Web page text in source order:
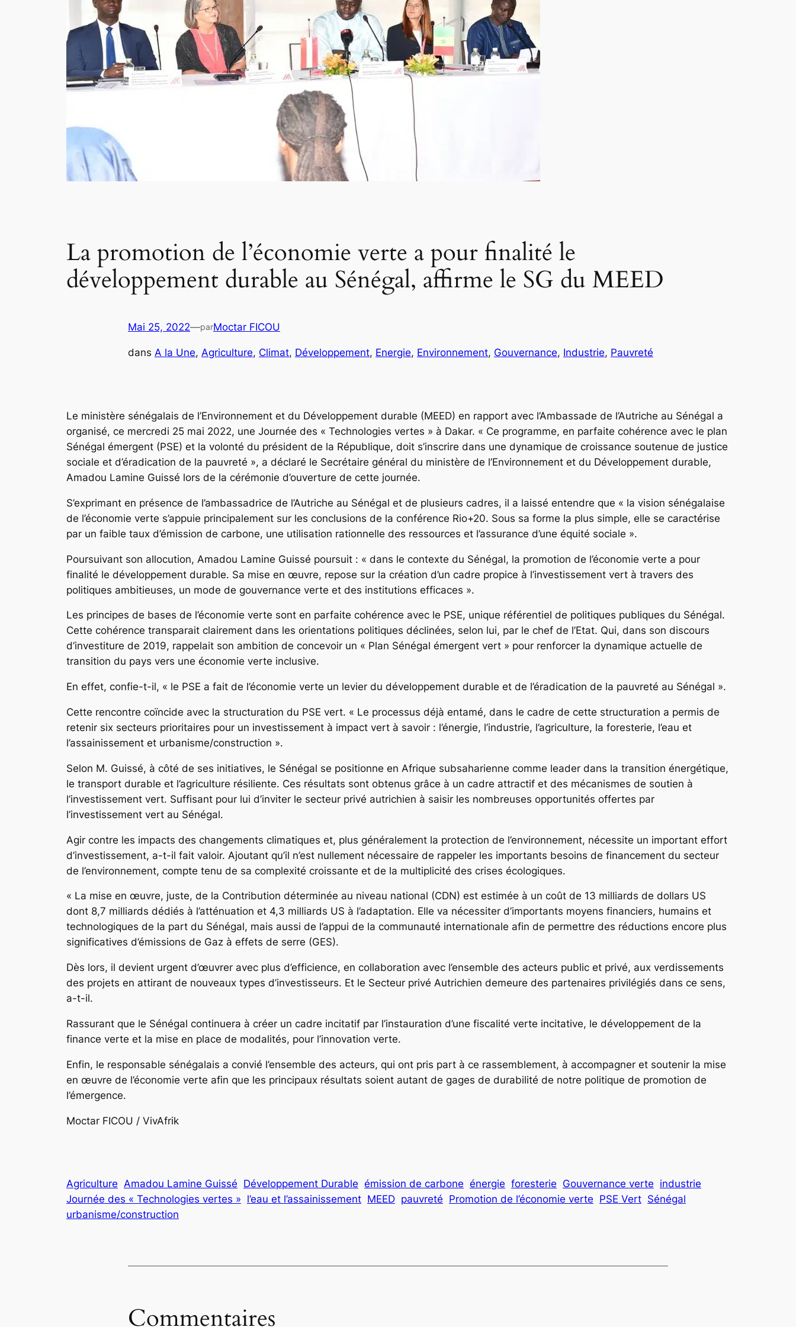
La promotion de l’économie verte a pour finalité le
développement durable au Sénégal, affirme le SG du MEED
Mai 25, 2022—parMoctar FICOU
dans A la Une, Agriculture, Climat, Développement, Energie, Environnement, Gouvernance, Industrie, Pauvreté
Le ministère sénégalais de l’Environnement et du Développement durable (MEED) en rapport avec l’Ambassade de l’Autriche au Sénégal a
organisé, ce mercredi 25 mai 2022, une Journée des « Technologies vertes » à Dakar. « Ce programme, en parfaite cohérence avec le plan
Sénégal émergent (PSE) et la volonté du président de la République, doit s’inscrire dans une dynamique de croissance soutenue de justice
sociale et d’éradication de la pauvreté », a déclaré le Secrétaire général du ministère de l’Environnement et du Développement durable,
Amadou Lamine Guissé lors de la cérémonie d’ouverture de cette journée.
S’exprimant en présence de l’ambassadrice de l’Autriche au Sénégal et de plusieurs cadres, il a laissé entendre que « la vision sénégalaise
de l’économie verte s’appuie principalement sur les conclusions de la conférence Rio+20. Sous sa forme la plus simple, elle se caractérise
par un faible taux d’émission de carbone, une utilisation rationnelle des ressources et l’assurance d’une équité sociale ».
Poursuivant son allocution, Amadou Lamine Guissé poursuit : « dans le contexte du Sénégal, la promotion de l’économie verte a pour
finalité le développement durable. Sa mise en œuvre, repose sur la création d’un cadre propice à l’investissement vert à travers des
politiques ambitieuses, un mode de gouvernance verte et des institutions efficaces ».
Les principes de bases de l’économie verte sont en parfaite cohérence avec le PSE, unique référentiel de politiques publiques du Sénégal.
Cette cohérence transparait clairement dans les orientations politiques déclinées, selon lui, par le chef de l’Etat. Qui, dans son discours
d’investiture de 2019, rappelait son ambition de concevoir un « Plan Sénégal émergent vert » pour renforcer la dynamique actuelle de
transition du pays vers une économie verte inclusive.
En effet, confie-t-il, « le PSE a fait de l’économie verte un levier du développement durable et de l’éradication de la pauvreté au Sénégal ».
Cette rencontre coïncide avec la structuration du PSE vert. « Le processus déjà entamé, dans le cadre de cette structuration a permis de
retenir six secteurs prioritaires pour un investissement à impact vert à savoir : l’énergie, l’industrie, l’agriculture, la foresterie, l’eau et
l’assainissement et urbanisme/construction ».
Selon M. Guissé, à côté de ses initiatives, le Sénégal se positionne en Afrique subsaharienne comme leader dans la transition énergétique,
le transport durable et l’agriculture résiliente. Ces résultats sont obtenus grâce à un cadre attractif et des mécanismes de soutien à
l’investissement vert. Suffisant pour lui d’inviter le secteur privé autrichien à saisir les nombreuses opportunités offertes par
l’investissement vert au Sénégal.
Agir contre les impacts des changements climatiques et, plus généralement la protection de l’environnement, nécessite un important effort
d’investissement, a-t-il fait valoir. Ajoutant qu’il n’est nullement nécessaire de rappeler les importants besoins de financement du secteur
de l’environnement, compte tenu de sa complexité croissante et de la multiplicité des crises écologiques.
« La mise en œuvre, juste, de la Contribution déterminée au niveau national (CDN) est estimée à un coût de 13 milliards de dollars US
dont 8,7 milliards dédiés à l’atténuation et 4,3 milliards US à l’adaptation. Elle va nécessiter d’importants moyens financiers, humains et
technologiques de la part du Sénégal, mais aussi de l’appui de la communauté internationale afin de permettre des réductions encore plus
significatives d’émissions de Gaz à effets de serre (GES).
Dès lors, il devient urgent d’œuvrer avec plus d’efficience, en collaboration avec l’ensemble des acteurs public et privé, aux verdissements
des projets en attirant de nouveaux types d’investisseurs. Et le Secteur privé Autrichien demeure des partenaires privilégiés dans ce sens,
a-t-il.
Rassurant que le Sénégal continuera à créer un cadre incitatif par l’instauration d’une fiscalité verte incitative, le développement de la
finance verte et la mise en place de modalités, pour l’innovation verte.
Enfin, le responsable sénégalais a convié l’ensemble des acteurs, qui ont pris part à ce rassemblement, à accompagner et soutenir la mise
en œuvre de l’économie verte afin que les principaux résultats soient autant de gages de durabilité de notre politique de promotion de
l’émergence.
Moctar FICOU / VivAfrik
Agriculture Amadou Lamine Guissé Développement Durable émission de carbone énergie foresterie Gouvernance verte industrie
Journée des « Technologies vertes » l’eau et l’assainissement MEED pauvreté Promotion de l’économie verte PSE Vert Sénégal
urbanisme/construction
Commentaires